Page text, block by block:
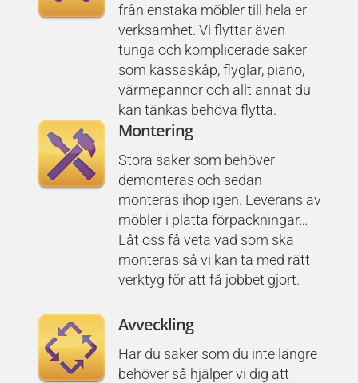
från enstaka möbler till hela er
verksamhet. Vi flyttar även
tunga och komplicerade saker
som kassaskåp, flyglar, piano,
värmepannor och allt annat du
kan tänkas behöva flytta.
Montering
Stora saker som behöver
demonteras och sedan
monteras ihop igen. Leverans av
möbler i platta förpackningar…
Låt oss få veta vad som ska
monteras så vi kan ta med rätt
verktyg för att få jobbet gjort.
Avveckling
Har du saker som du inte längre
behöver så hjälper vi dig att